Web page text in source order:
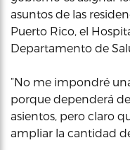
asuntos de las
Puerto Rico, el
Departamento de
“No me impondré
porque dependerá
asientos, pero claro
ampliar la cantidad